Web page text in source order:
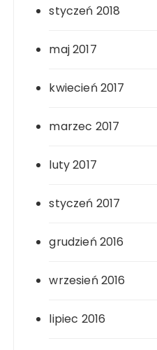
styczeń 2018
maj 2017
kwiecień 2017
marzec 2017
luty 2017
styczeń 2017
grudzień 2016
wrzesień 2016
lipiec 2016